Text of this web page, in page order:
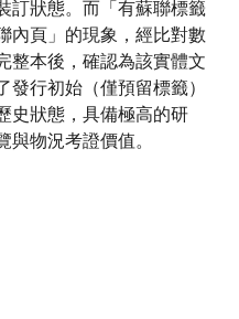
訂狀態。而「有蘇聯標籤
內頁」的現象，經比對數
整本後，確認為該實體文
發行初始（僅預留標籤）
史狀態，具備極高的研
與物況考證價值。